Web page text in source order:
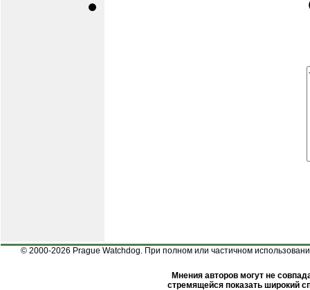
© 2000-2026 Prague Watchdog. При полном или частичном
Мнения авторов могут не
стремящейся показать широкий